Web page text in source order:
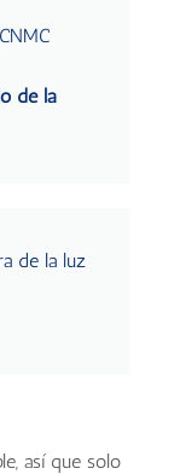
de la
de la luz
así que solo